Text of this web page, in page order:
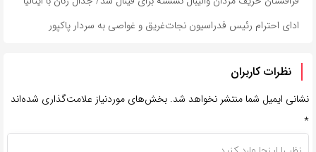
ادای احترام رئیس فدراسیون نجات‌غریق و غواصی به سردار پاکپور
نظرات کاربران
نشانی ایمیل شما منتشر نخواهد شد. بخش‌های موردنیاز علامت‌گذاری شده‌اند
*